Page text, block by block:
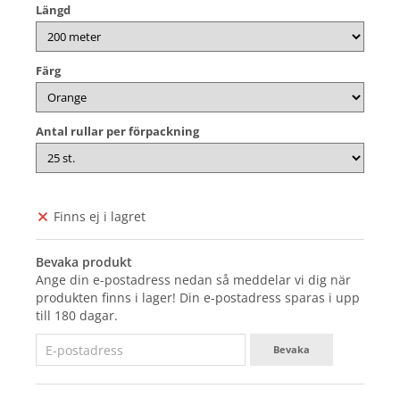
Längd
Färg
Antal rullar per förpackning
Finns ej i lagret
Bevaka produkt
Ange din e-postadress nedan så meddelar vi dig när
produkten finns i lager! Din e-postadress sparas i upp
till 180 dagar.
Bevaka